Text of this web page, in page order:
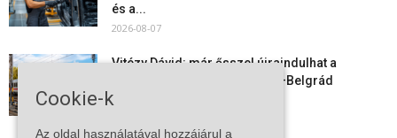
és a...
2026-08-07
Vitézy Dávid: már ősszel újraindulhat a
személyszállítás a Budapest–Belgrád
vasútvonalon
Cookie-k
Az oldal használatával hozzájárul a